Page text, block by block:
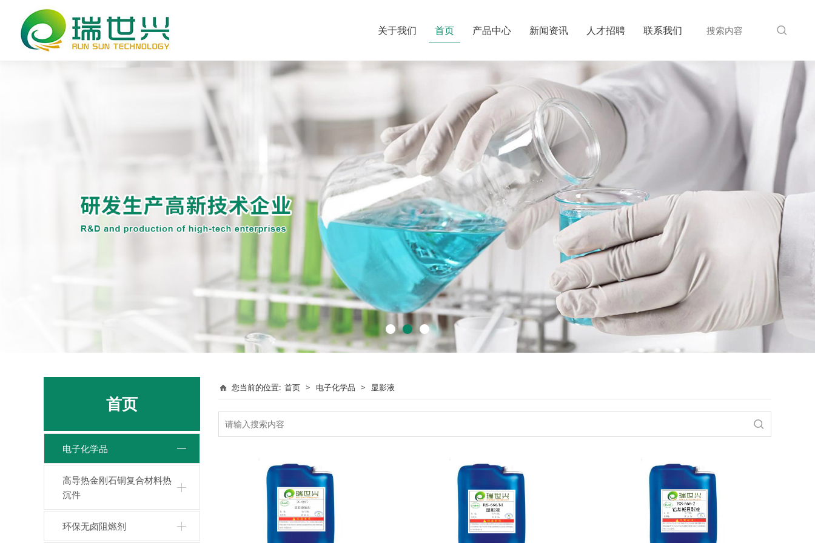
关于我们 首页 产品中心 新闻资讯 人才招聘 联系我们
首页
电子化学品
高导热金刚石铜复合材料热
沉件
环保无卤阻燃剂
您当前的位置: 首页 > 电子化学品 > 显影液